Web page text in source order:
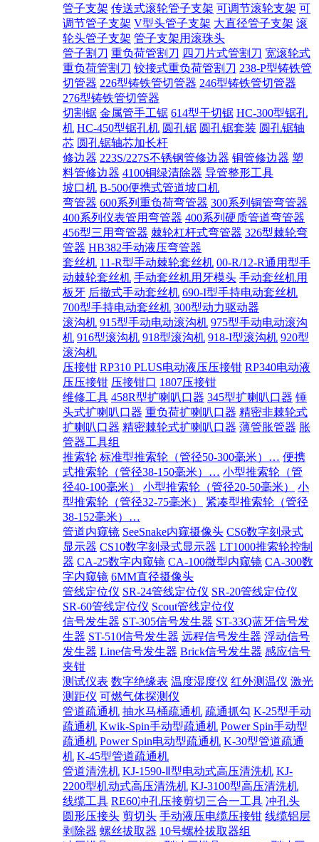
管子支架 传送式滚轮管子支架 可调节滚轮支架 可
调节管子支架 V型头管子支架 大直径管子支架 滚
轮头管子支架 管子支架用滚珠头
管子割刀 重负荷管割刀 四刀片式管割刀 宽滚轮式
重负荷管割刀 铰接式重负荷管割刀 238-P型铸铁管
切管器 226型铸铁管切管器 246型铸铁管切管器
276型铸铁管切管器
切割锯 金属管手工锯 614型干切锯 HC-300型锯孔
机 HC-450型锯孔机 圆孔锯 圆孔锯套装 圆孔锯轴
芯 圆孔锯轴芯加长杆
修边器 223S/227S不锈钢管修边器 铜管修边器 塑
料管修边器 4100铜绿清除器 导管整形工具
坡口机 B-500便携式管道坡口机
弯管器 600系列重负荷弯管器 300系列铜管弯管器
400系列仪表管用弯管器 400系列硬质管道弯管器
456型三用弯管器 棘轮杠杆式弯管器 326型棘轮弯
管器 HB382手动液压弯管器
套丝机 11-R型手动棘轮套丝机 00-R/12-R通用型手
动棘轮套丝机 手动套丝机用牙模头 手动套丝机用
板牙 后撤式手动套丝机 690-I型手持电动套丝机
700型手持电动套丝机 300型动力驱动器
滚沟机 915型手动电动滚沟机 975型手动电动滚沟
机 916型滚沟机 918型滚沟机 918-I型滚沟机 920型
滚沟机
压接钳 RP310 PLUS电动液压压接钳 RP340电动液
压压接钳 压接钳口 1807压接钳
维修工具 458R型扩喇叭口器 345型扩喇叭口器 锤
头式扩喇叭口器 重负荷扩喇叭口器 精密非棘轮式
扩喇叭口器 精密棘轮式扩喇叭口器 薄管胀管器 胀
管器工具组
推索轮 标准型推索轮（管径50-300毫米）… 便携
式推索轮（管径38-150毫米）… 小型推索轮（管
径40-100毫米）
小型推索轮（管径20-50毫米）
小
型推索轮（管径32-75毫米）
紧凑型推索轮（管径
38-152毫米）…
管道内窥镜 SeeSnake内窥摄像头 CS6数字刻录式
显示器 CS10数字刻录式显示器 LT1000推索轮控制
器 CA-25数字内窥镜 CA-100微型内窥镜 CA-300数
字内窥镜 6MM直径摄像头
管线定位仪 SR-24管线定位仪 SR-20管线定位仪
SR-60管线定位仪 Scout管线定位仪
信号发生器 ST-305信号发生器 ST-33Q蓝牙信号发
生器 ST-510信号发生器 远程信号发生器 浮动信号
发生器 Line信号发生器 Brick信号发生器 感应信号
夹钳
测试仪表 数字绝缘表 温度湿度仪 红外测温仪 激光
测距仪 可燃气体探测仪
管道疏通机 抽水马桶疏通机 疏通抓勾 K-25型手动
疏通机 Kwik-Spin手动型疏通机 Power Spin手动型
疏通机 Power Spin电动型疏通机 K-30型管道疏通
机 K-45型管道疏通机
管道清洗机 KJ-1590-Ⅱ型电动式高压清洗机 KJ-
2200型机动式高压清洗机 KJ-3100型高压清洗机
线缆工具 RE60冲孔压接剪切三合一工具 冲孔头
圆形压接头 剪切头 手动液压电缆压接钳 线缆铝层
剥除器 螺丝拔取器 10号螺栓拔取器组